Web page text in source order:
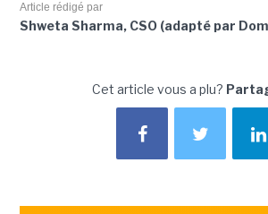
Article rédigé par
Shweta Sharma, CSO (adapté par
Cet article vous a plu?